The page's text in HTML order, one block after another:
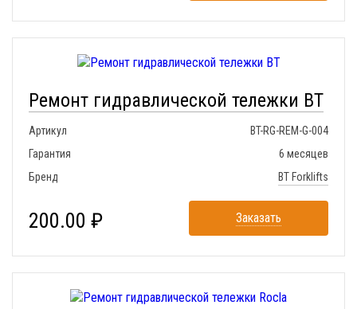
Ремонт гидравлической тележки BT
Артикул
BT-RG-REM-G-004
Гарантия
6 месяцев
Бренд
BT Forklifts
200.00 ₽ Заказать